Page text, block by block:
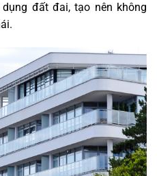
đất đai, tạo nên không